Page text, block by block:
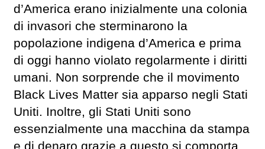
d’America erano inizialmente una colonia
di invasori che sterminarono la
popolazione indigena d’America e prima
di oggi hanno violato regolarmente i diritti
umani. Non sorprende che il movimento
Black Lives Matter sia apparso negli Stati
Uniti. Inoltre, gli Stati Uniti sono
essenzialmente una macchina da stampa